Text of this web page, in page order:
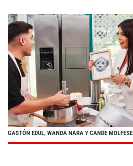
GASTÓN EDUL, WANDA NARA Y CANDE MOLFESE